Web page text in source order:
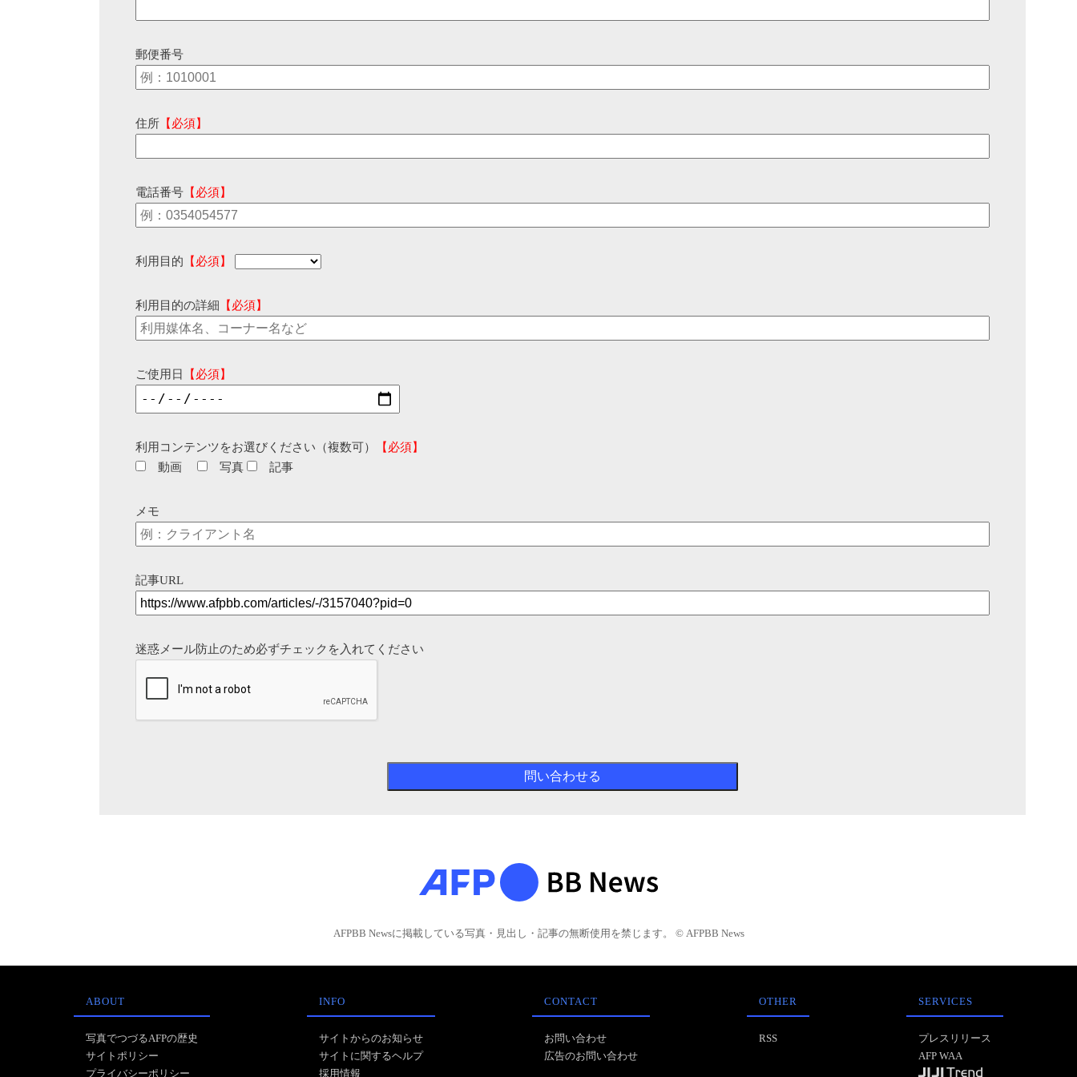
郵便番号
住所 【必須】
電話番号 【必須】
利用目的 【必須】
利用目的の詳細 【必須】
ご使用日 【必須】
利用コンテンツをお選びください（複数可）
【必須】
動画
写真 記事
メモ
記事URL
迷惑メール防止のため必ずチェックを入れてください
AFPBB Newsに掲載している写真・見出し・記事の無断使用を禁じます。 © AFPBB News
ABOUT
写真でつづるAFPの歴史
サイトポリシー
プライバシーポリシー
INFO
サイトからのお知らせ
サイトに関するヘルプ
採用情報
CONTACT
お問い合わせ
広告のお問い合わせ
OTHER
RSS
SERVICES
プレスリリース
AFP WAA